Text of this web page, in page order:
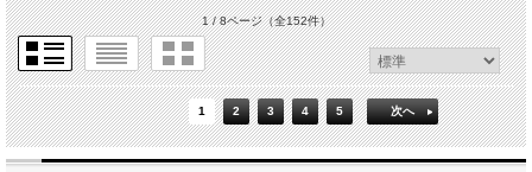
1 / 8ページ（全152件）
1 2 3 4 5 次へ